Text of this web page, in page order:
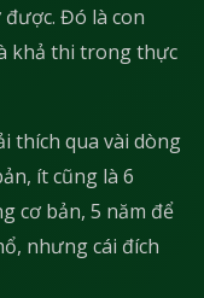
Đó là con
khả thi trong thực
thích qua vài dòng
ít cũng là 6
cơ bản, 5 năm để
nhưng cái đích